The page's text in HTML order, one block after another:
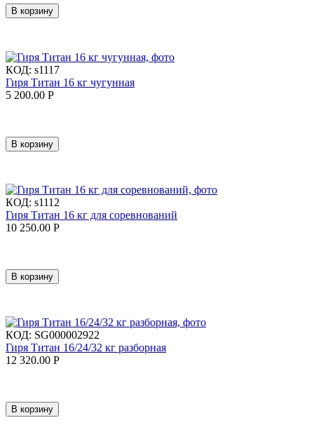
В корзину
КОД: s1117
Гиря Титан 16 кг чугунная
5 200.00 Р
В корзину
КОД: s1112
Гиря Титан 16 кг для соревнований
10 250.00 Р
В корзину
КОД: SG000002922
Гиря Титан 16/24/32 кг разборная
12 320.00 Р
В корзину